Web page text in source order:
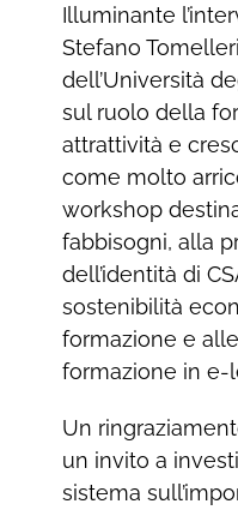
Illuminante
Stefano
dell’Università
sul ruolo della
attrattività e
come molto
workshop
fabbisogni, alla
dell’identità di
sostenibilità
formazione e
formazione in e-
Un
un invito a
sistema